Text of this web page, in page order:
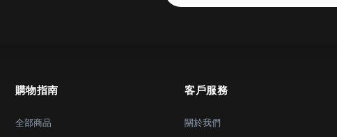
購物指南
全部商品
客戶服務
關於我們